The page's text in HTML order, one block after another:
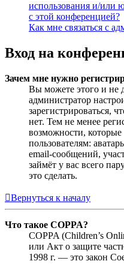
использования и/или
с этой конференцией?
Как мне связаться с
Вход на
Зачем мне нужно
Вы можете этого и не
администратор
зарегистрироваться,
нет. Тем не менее
возможности,
пользователям:
email-сообщений,
займёт у вас всего
это сделать.
Вернуться к началу
Что такое COPPA?
COPPA (Children’s
или Акт о защите
1998 г. — это закон